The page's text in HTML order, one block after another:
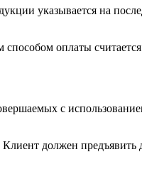
указывается на
оплаты
с
должен